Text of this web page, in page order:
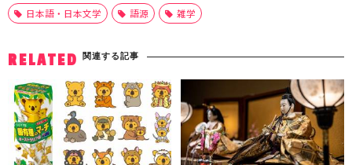
日本語・日本文学 語源 雑学
RELATED 関連する記事